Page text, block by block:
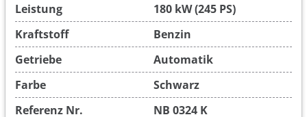
Leistung
180 kW (245 PS)
Kraftstoff
Benzin
Getriebe
Automatik
Farbe
Schwarz
Referenz Nr.
NB 0324 K